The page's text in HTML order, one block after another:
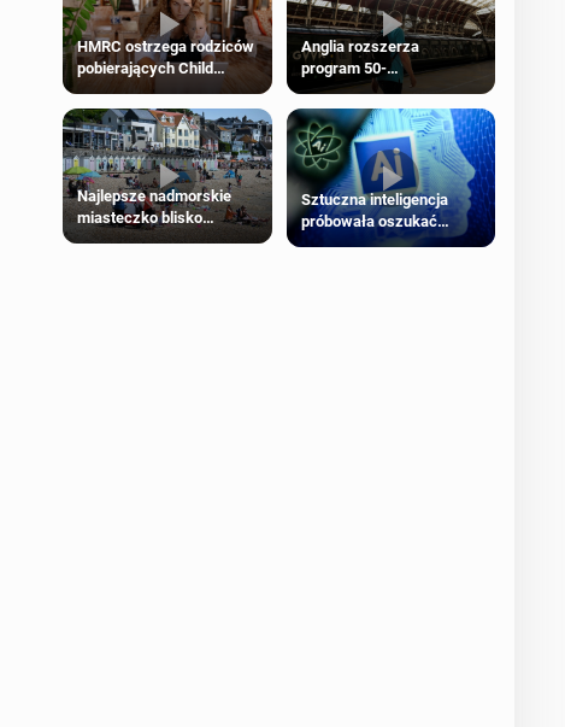
HMRC ostrzega rodziców
pobierających Child
Benefit. Mogą być
zobowiązani do zwrotu
zasiłku
Anglia rozszerza
program 50-
procentowych zniżek
kolejowych na 18-latków
Najlepsze nadmorskie
miasteczko blisko
Sztuczna inteligencja
próbowała oszukać
człowieka